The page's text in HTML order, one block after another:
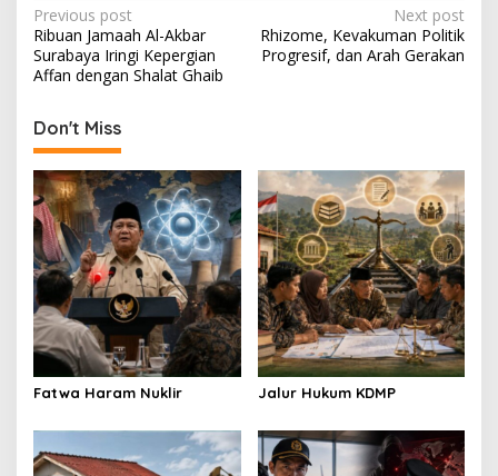
P
o
s
t
n
a
v
i
g
a
t
i
o
n
Previous post
Ribuan Jamaah Al-Akbar
Surabaya Iringi Kepergian
Affan dengan Shalat Ghaib
Next post
Rhizome, Kevakuman Politik
Progresif, dan Arah Gerakan
Don't Miss
Fatwa Haram Nuklir Jalur Hukum KDMP